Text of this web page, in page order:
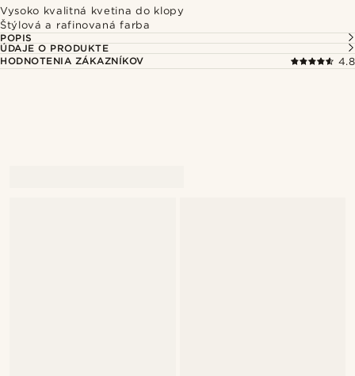
Vysoko kvalitná kvetina do klopy
Štýlová a rafinovaná farba
POPIS
ÚDAJE O PRODUKTE
HODNOTENIA ZÁKAZNÍKOV
4.8